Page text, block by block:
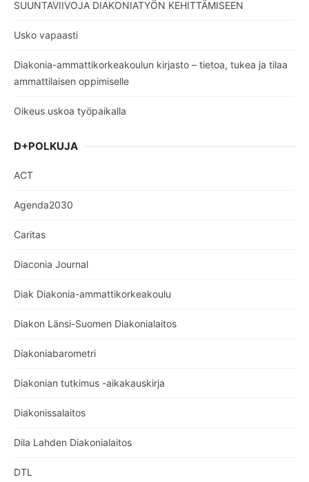
SUUNTAVIIVOJA DIAKONIATYÖN KEHITTÄMISEEN
Usko vapaasti
Diakonia-ammattikorkeakoulun kirjasto – tietoa, tukea ja tilaa
ammattilaisen oppimiselle
Oikeus uskoa työpaikalla
D+POLKUJA
ACT
Agenda2030
Caritas
Diaconia Journal
Diak Diakonia-ammattikorkeakoulu
Diakon Länsi-Suomen Diakonialaitos
Diakoniabarometri
Diakonian tutkimus -aikakauskirja
Diakonissalaitos
Dila Lahden Diakonialaitos
DTL